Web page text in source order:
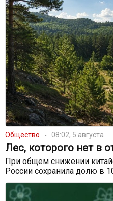
Общество 08:02, 5 августа
Лес, которого нет в
При общем снижении
России сохранила долю в